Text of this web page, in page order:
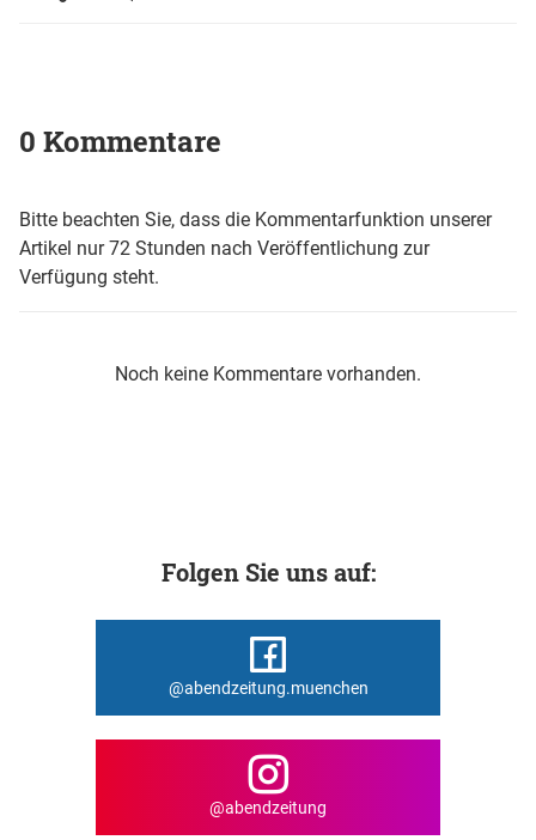
0 Kommentare
Bitte beachten Sie, dass die Kommentarfunktion unserer
Artikel nur 72 Stunden nach Veröffentlichung zur
Verfügung steht.
Noch keine Kommentare vorhanden.
Folgen Sie uns auf:
@abendzeitung.muenchen
@abendzeitung